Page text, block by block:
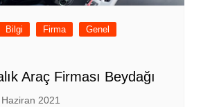
Bilgi Firma
Genel
Araç Firması Beydağı
2021